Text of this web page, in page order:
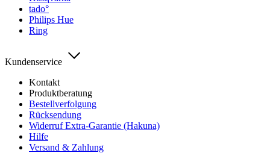
tado°
Philips Hue
Ring
Kundenservice
Kontakt
Produktberatung
Bestellverfolgung
Rücksendung
Widerruf Extra-Garantie (Hakuna)
Hilfe
Versand & Zahlung